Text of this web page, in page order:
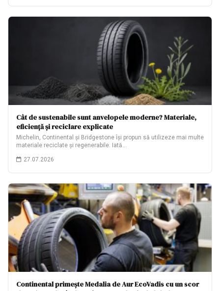
Cât de sustenabile sunt anvelopele moderne? Materiale,
eficiență și reciclare explicate
Michelin, Continental și Bridgestone își propun să utilizeze mai multe
materiale reciclate și regenerabile. Iată…
27.07.2026
Continental primește Medalia de Aur EcoVadis cu un scor